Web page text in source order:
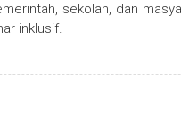
sekolah, dan
inklusif.